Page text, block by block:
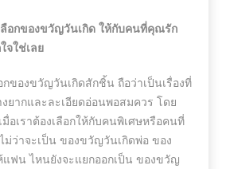
ลือกของขวัญวันเกิด ให้กับคนที่คุณรัก
จใช่เลย
กของขวัญวันเกิดสักชิ้น ถือว่าเป็นเรื่องที่
ยากและละเอียดอ่อนพอสมควร โดย
มื่อเราต้องเลือกให้กับคนพิเศษหรือคนที่
ม่ว่าจะเป็น ของขวัญวันเกิดพ่อ ของ
ฟน ไหนยังจะแยกออกเป็น ของขวัญ